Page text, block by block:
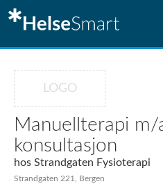
LOGO
Manuellterapi m/
konsultasjon
hos Strandgaten Fysioterapi
Strandgaten 221, Bergen